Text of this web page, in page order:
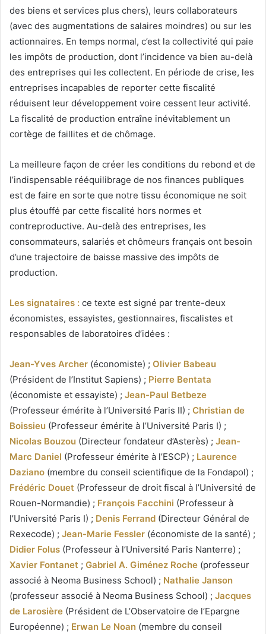
des biens et services plus chers), leurs collaborateurs
(avec des augmentations de salaires moindres) ou sur les
actionnaires. En temps normal, c’est la collectivité qui paie
les impôts de production, dont l’incidence va bien au-delà
des entreprises qui les collectent. En période de crise, les
entreprises incapables de reporter cette fiscalité
réduisent leur développement voire cessent leur activité.
La fiscalité de production entraîne inévitablement un
cortège de faillites et de chômage.
La meilleure façon de créer les conditions du rebond et de
l’indispensable rééquilibrage de nos finances publiques
est de faire en sorte que notre tissu économique ne soit
plus étouffé par cette fiscalité hors normes et
contreproductive. Au-delà des entreprises, les
consommateurs, salariés et chômeurs français ont besoin
d’une trajectoire de baisse massive des impôts de
production.
Les signataires : ce texte est signé par trente-deux
économistes, essayistes, gestionnaires, fiscalistes et
responsables de laboratoires d’idées :
Jean-Yves Archer (économiste) ; Olivier Babeau
(Président de l’Institut Sapiens) ; Pierre Bentata
(économiste et essayiste) ; Jean-Paul Betbeze
(Professeur émérite à l’Université Paris II) ; Christian de
Boissieu (Professeur émérite à l’Université Paris I) ;
Nicolas Bouzou (Directeur fondateur d’Asterès) ; Jean-
Marc Daniel (Professeur émérite à l’ESCP) ; Laurence
Daziano (membre du conseil scientifique de la Fondapol) ;
Frédéric Douet (Professeur de droit fiscal à l’Université de
Rouen-Normandie) ; François Facchini (Professeur à
l’Université Paris I) ; Denis Ferrand (Directeur Général de
Rexecode) ; Jean-Marie Fessler (économiste de la santé) ;
Didier Folus (Professeur à l’Université Paris Nanterre) ;
Xavier Fontanet ; Gabriel A. Giménez Roche (professeur
associé à Neoma Business School) ; Nathalie Janson
(professeur associé à Neoma Business School) ; Jacques
de Larosière (Président de L’Observatoire de l’Epargne
Européenne) ; Erwan Le Noan (membre du conseil